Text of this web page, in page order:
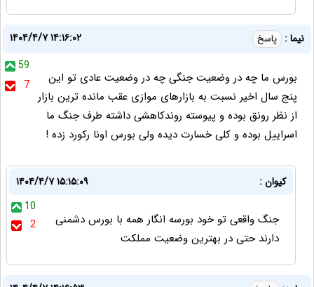
نیما : پاسخ
۱۴۰۴/۴/۷ ۱۴:۱۶:۰۲
59
7
بورس ما چه در وضعیت جنگی چه در وضعیت عادی تو این
پنج سال اخیر نسبت به بازارهای موازی عقب مانده ترین بازار
از نظر رونق بوده و پیوسته روندکاهشی داشته طرف جنگ ما
اسراییل بوده و کلی خسارت دیده ولی بورس اونا رکورد زده !
کیوان :
۱۴۰۴/۴/۷ ۱۵:۱۵:۰۹
10
2
جنگ واقعی تو خود بورسه انگار همه با بورس دشمنی
دارند حتی در بهترین وضعیت مملکت